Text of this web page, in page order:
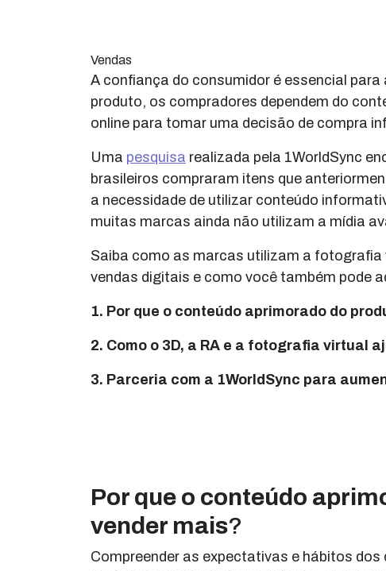
Vendas
A confiança do consumidor é essencial
produto, os compradores dependem do
online para tomar uma decisão de compra
Uma pesquisa realizada pela 1WorldSync
brasileiros compraram itens que
a necessidade de utilizar conteúdo
muitas marcas ainda não utilizam a mídia
Saiba como as marcas utilizam a fotografia
vendas digitais e como você também pode
1. Por que o conteúdo aprimorado do
2. Como o 3D, a RA e a fotografia virtual
3. Parceria com a 1WorldSync para
Por que o conteúdo
vender mais?
Compreender as expectativas e hábitos